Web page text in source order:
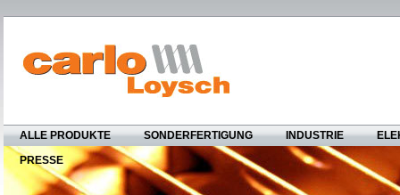
ALLE PRODUKTE SONDERFERTIGUNG INDUSTRIE
PRESSE